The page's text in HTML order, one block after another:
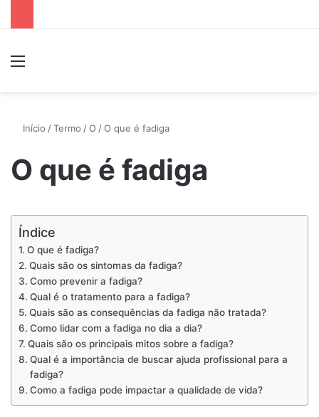
Início /Termo /O /O que é fadiga
O que é fadiga
Índice
O que é fadiga?
Quais são os sintomas da fadiga?
Como prevenir a fadiga?
Qual é o tratamento para a fadiga?
Quais são as consequências da fadiga não tratada?
Como lidar com a fadiga no dia a dia?
Quais são os principais mitos sobre a fadiga?
Qual é a importância de buscar ajuda profissional para a
fadiga?
Como a fadiga pode impactar a qualidade de vida?